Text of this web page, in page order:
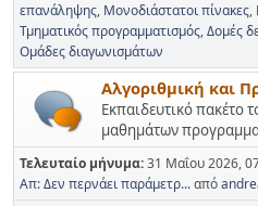
επανάληψης Μονοδιάστατοι πίνακες
Τμηματικός προγραμματισμός Δομές
Ομάδες διαγωνισμάτων
Αλγοριθμική και
Εκπαιδευτικό πακέτο
μαθημάτων
Τελευταίο μήνυμα:31 Μαΐου 2026,
Απ: Δεν περνάει παράμετρ...από